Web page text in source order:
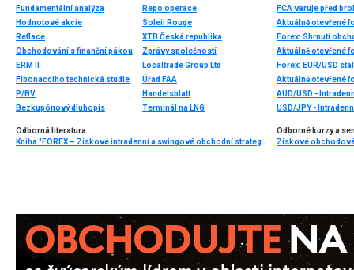
Fundamentální analýza
Hodnotové akcie
Reflace
Obchodování s finanční pákou
ERM II
Fibonacciho technická studie
P/BV
Bezkupónový dluhopis
Repo operace
Soleil Rouge
XTB Česká republika
Zprávy společností
Localtrade Group Ltd
Úřad FAA
Handelsblatt
Terminál na LNG
FCA varuje před
Aktuálně otevřené
Forex: Shrnutí
Aktuálně otevřené
Forex: EUR/USD
Aktuálně otevřené
AUD/USD -
USD/JPY -
Odborná literatura
Kniha "FOREX – Ziskové intradenní a swingové obchodní strategie" od Kathy Lien vychází v češtině!
Odborné kurzy a